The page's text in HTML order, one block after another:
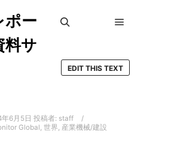
ポー
料サ
EDIT THIS TEXT
6月5日 投稿者: staff
Global, 世界, 産業機械/建設